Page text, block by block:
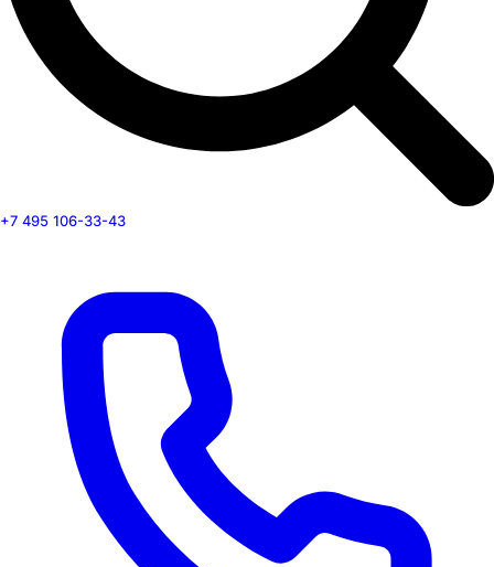
+7 495 106-33-43